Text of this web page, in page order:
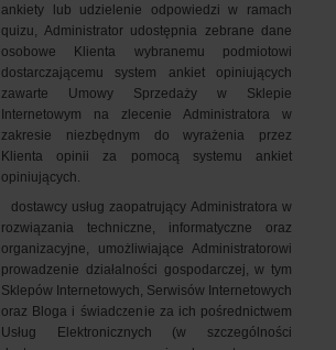
ankiety lub udzielenie odpowiedzi w ramach
quizu, Administrator udostępnia zebrane dane
osobowe Klienta wybranemu podmiotowi
dostarczającemu system ankiet opiniujących
zawarte Umowy Sprzedaży w Sklepie
Internetowym na zlecenie Administratora w
zakresie niezbędnym do wyrażenia przez
Klienta opinii za pomocą systemu ankiet
opiniujących.
dostawcy usług zaopatrujący Administratora w
rozwiązania techniczne, informatyczne oraz
organizacyjne, umożliwiające Administratorowi
prowadzenie działalności gospodarczej, w tym
Sklepów Internetowych, Serwisów Internetowych
oraz Bloga i świadczenie za ich pośrednictwem
Usług Elektronicznych (w szczególności